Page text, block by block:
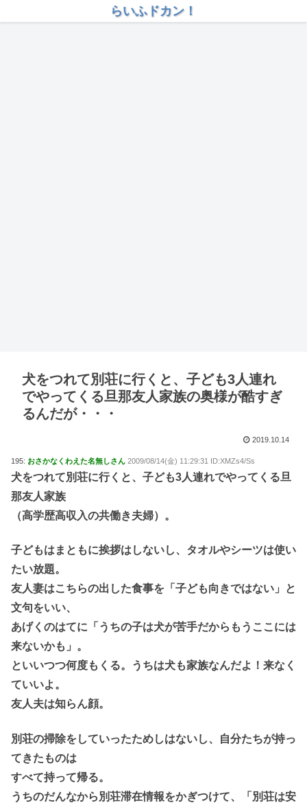
らいふドカン！
犬をつれて別荘に行くと、子ども3人連れ
でやってくる旦那友人家族の奥様が酷すぎ
るんだが・・・
2019.10.14
195: おさかなくわえた名無しさん 2009/08/14(金) 11:29:31 ID:XMZs4/Ss
犬をつれて別荘に行くと、子ども3人連れでやってくる旦
那友人家族
（高学歴高収入の共働き夫婦）。
子どもはまともに挨拶はしないし、タオルやシーツは使い
たい放題。
友人妻はこちらの出した食事を「子ども向きではない」と
文句をいい、
あげくのはてに「うちの子は犬が苦手だからもうここには
来ないかも」。
といいつつ何度もくる。うちは犬も家族なんだよ！来なく
ていいよ。
友人夫は知らん顔。
別荘の掃除をしていったためしはないし、自分たちが持っ
てきたものは
すべて持って帰る。
うちのだんなから別荘滞在情報をかぎつけて、「別荘は安